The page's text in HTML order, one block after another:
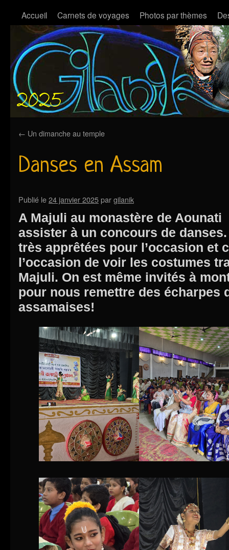
Accueil Carnets de voyages Photos par thèmes
← Un dimanche au temple
Danses en Assam
Publié le24 janvier 2025pargilanik
A Majuli au monastère de
assister à un concours de
très apprêtées pour l’occasion et
l’occasion de voir les costumes
Majuli. On est même invités à
pour nous remettre des écharpes
assamaises!